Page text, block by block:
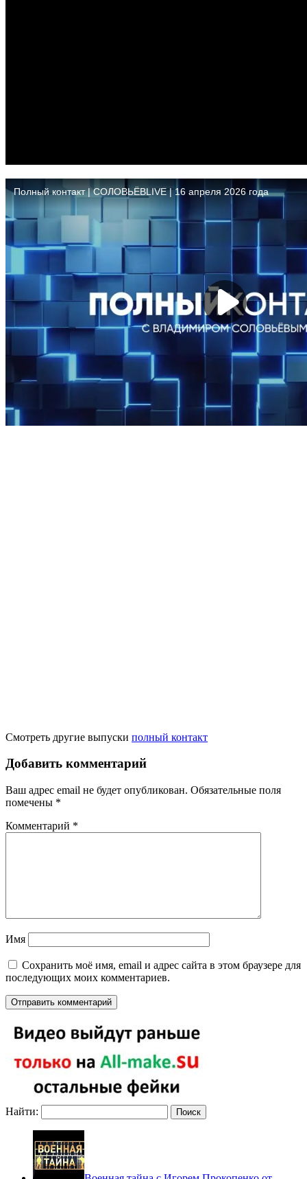
Смотреть другие выпуски полный контакт
Добавить комментарий
Ваш адрес email не будет опубликован. Обязательные поля
помечены *
Комментарий *
Имя
Сохранить моё имя, email и адрес сайта в этом браузере для
последующих моих комментариев.
Найти: